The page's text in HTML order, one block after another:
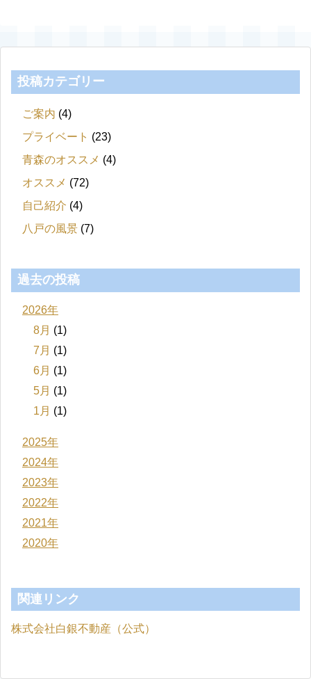
投稿カテゴリー
ご案内 (4)
プライベート (23)
青森のオススメ (4)
オススメ (72)
自己紹介 (4)
八戸の風景 (7)
過去の投稿
2026年
8月 (1)
7月 (1)
6月 (1)
5月 (1)
1月 (1)
2025年
2024年
2023年
2022年
2021年
2020年
関連リンク
株式会社白銀不動産（公式）